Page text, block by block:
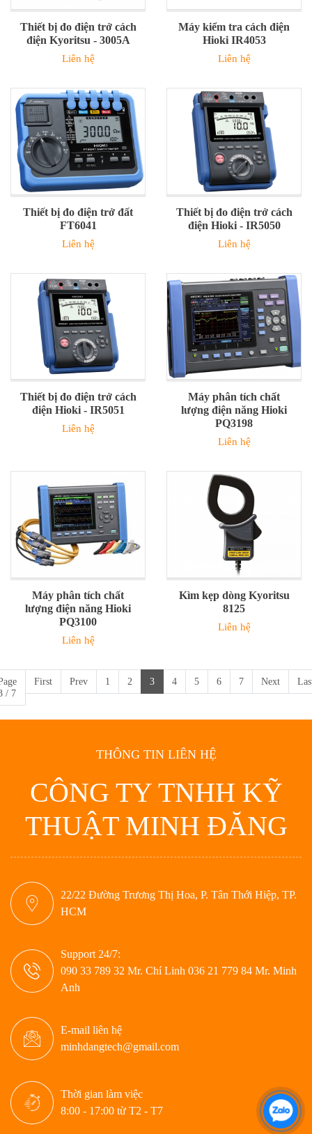
Thiết bị đo điện trở cách
điện Kyoritsu - 3005A
Liên hệ
Máy kiểm tra cách điện
Hioki IR4053
Liên hệ
Thiết bị đo điện trở đất
FT6041
Liên hệ
Thiết bị đo điện trở cách
điện Hioki - IR5050
Liên hệ
Thiết bị đo điện trở cách
điện Hioki - IR5051
Liên hệ
Máy phân tích chất
lượng điện năng Hioki
PQ3198
Liên hệ
Máy phân tích chất
lượng điện năng Hioki
PQ3100
Liên hệ
Kìm kẹp dòng Kyoritsu
8125
Liên hệ
/ 7
First Prev 1 2 3 4 5 6 7 Next
THÔNG TIN LIÊN HỆ
CÔNG TY TNHH KỸ
THUẬT MINH ĐĂNG
22/22 Đường Trương Thị Hoa, P. Tân Thới Hiệp, TP.
HCM
Support 24/7:
090 33 789 32 Mr. Chí Linh 036 21 779 84 Mr. Minh
Anh
E-mail liên hệ
minhdangtech@gmail.com
Thời gian làm việc
8:00 - 17:00 từ T2 - T7